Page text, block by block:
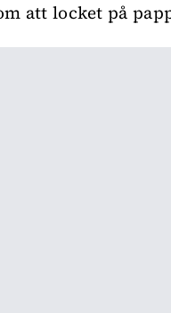
att locket på